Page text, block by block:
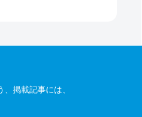
掲載記事には、